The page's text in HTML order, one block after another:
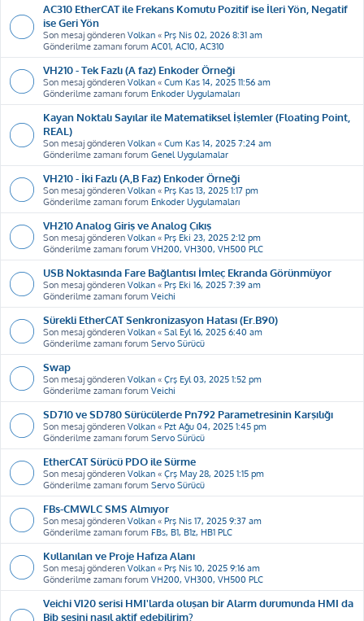
AC310 EtherCAT ile Frekans Komutu Pozitif ise İleri Yön, Negatif
ise Geri Yön
Son mesaj gönderen Volkan « Prş Nis 02, 2026 8:31 am
Gönderilme zamanı forum AC01, AC10, AC310
VH210 - Tek Fazlı (A faz) Enkoder Örneği
Son mesaj gönderen Volkan « Cum Kas 14, 2025 11:56 am
Gönderilme zamanı forum Enkoder Uygulamaları
Kayan Noktalı Sayılar ile Matematiksel İşlemler (Floating Point,
REAL)
Son mesaj gönderen Volkan « Cum Kas 14, 2025 7:24 am
Gönderilme zamanı forum Genel Uygulamalar
VH210 - İki Fazlı (A,B Faz) Enkoder Örneği
Son mesaj gönderen Volkan « Prş Kas 13, 2025 1:17 pm
Gönderilme zamanı forum Enkoder Uygulamaları
VH210 Analog Giriş ve Analog Çıkış
Son mesaj gönderen Volkan « Prş Eki 23, 2025 2:12 pm
Gönderilme zamanı forum VH200, VH300, VH500 PLC
USB Noktasında Fare Bağlantısı İmleç Ekranda Görünmüyor
Son mesaj gönderen Volkan « Prş Eki 16, 2025 7:39 am
Gönderilme zamanı forum Veichi
Sürekli EtherCAT Senkronizasyon Hatası (Er.B90)
Son mesaj gönderen Volkan « Sal Eyl 16, 2025 6:40 am
Gönderilme zamanı forum Servo Sürücü
Swap
Son mesaj gönderen Volkan « Çrş Eyl 03, 2025 1:52 pm
Gönderilme zamanı forum Veichi
SD710 ve SD780 Sürücülerde Pn792 Parametresinin Karşılığı
Son mesaj gönderen Volkan « Pzt Ağu 04, 2025 1:45 pm
Gönderilme zamanı forum Servo Sürücü
EtherCAT Sürücü PDO ile Sürme
Son mesaj gönderen Volkan « Çrş May 28, 2025 1:15 pm
Gönderilme zamanı forum Servo Sürücü
FBs-CMWLC SMS Almıyor
Son mesaj gönderen Volkan « Prş Nis 17, 2025 9:37 am
Gönderilme zamanı forum FBs, B1, B1z, HB1 PLC
Kullanılan ve Proje Hafıza Alanı
Son mesaj gönderen Volkan « Prş Nis 10, 2025 9:16 am
Gönderilme zamanı forum VH200, VH300, VH500 PLC
Veichi VI20 serisi HMI'larda oluşan bir Alarm durumunda HMI da
Bib sesini nasıl aktif edebilirim?